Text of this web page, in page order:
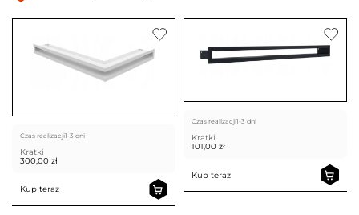
Czas realizacji1-3 dni
Kratki
300,00 zł
Kup teraz
Czas realizacji1-3 dni
Kratki
101,00 zł
Kup teraz